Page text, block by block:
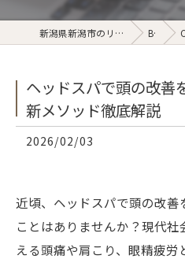
新潟県新潟市のリラクゼーションならSukhairo Blog Column
ヘッドスパで頭の改善
新メソッド徹底解説
2026/02/03
近頃、ヘッドスパで頭の改
ことはありませんか？現代
える頭痛や肩こり、眼精疲